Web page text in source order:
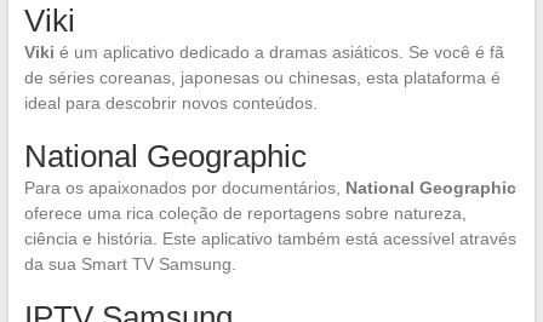
Viki
Viki é um aplicativo dedicado a dramas asiáticos. Se você é fã
de séries coreanas, japonesas ou chinesas, esta plataforma é
ideal para descobrir novos conteúdos.
National Geographic
Para os apaixonados por documentários, National Geographic
oferece uma rica coleção de reportagens sobre natureza,
ciência e história. Este aplicativo também está acessível através
da sua Smart TV Samsung.